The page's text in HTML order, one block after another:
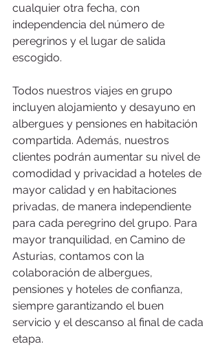
cualquier otra fecha, con
independencia del número de
peregrinos y el lugar de salida
escogido.
Todos nuestros viajes en grupo
incluyen alojamiento y desayuno en
albergues y pensiones en habitación
compartida. Además, nuestros
clientes podrán aumentar su nivel de
comodidad y privacidad a hoteles de
mayor calidad y en habitaciones
privadas, de manera independiente
para cada peregrino del grupo. Para
mayor tranquilidad, en Camino de
Asturias, contamos con la
colaboración de albergues,
pensiones y hoteles de confianza,
siempre garantizando el buen
servicio y el descanso al final de cada
etapa.